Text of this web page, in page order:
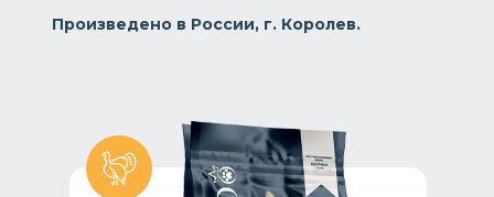
Произведено в России, г. Королев.